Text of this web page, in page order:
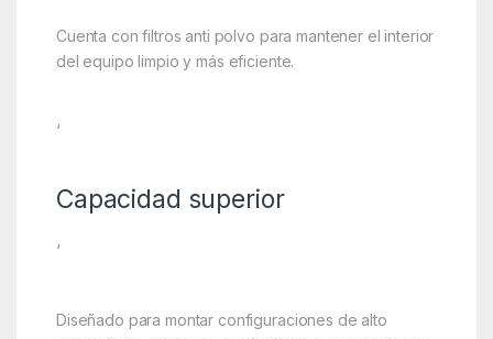
Cuenta con filtros anti polvo para mantener el interior
del equipo limpio y más eficiente.
‘
Capacidad superior
‘
Diseñado para montar configuraciones de alto